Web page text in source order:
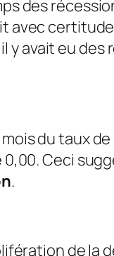
des
avec
il y avait eu des
du taux
0,00. Ceci
.
de la